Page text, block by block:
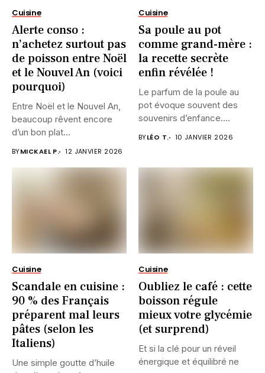
Cuisine
Alerte conso :
n’achetez surtout pas
de poisson entre Noël
et le Nouvel An (voici
pourquoi)
Entre Noël et le Nouvel An,
beaucoup rêvent encore
d’un bon plat...
BYMICKAEL P. 12 JANVIER 2026
Cuisine
Sa poule au pot
comme grand-mère :
la recette secrète
enfin révélée !
Le parfum de la poule au
pot évoque souvent des
souvenirs d’enfance....
BYLÉO T. 10 JANVIER 2026
Cuisine
Scandale en cuisine :
90 % des Français
préparent mal leurs
pâtes (selon les
Italiens)
Une simple goutte d’huile
Cuisine
Oubliez le café : cette
boisson régule
mieux votre glycémie
(et surprend)
Et si la clé pour un réveil
énergique et équilibré ne